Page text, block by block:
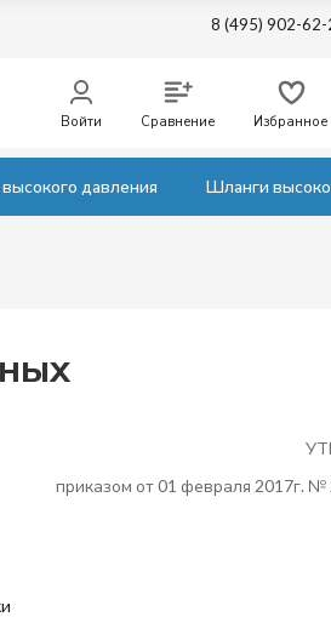
8 (495) 902-62-
Войти Сравнение Избранное
давления Шланги
приказом от 01 февраля 2017г. №